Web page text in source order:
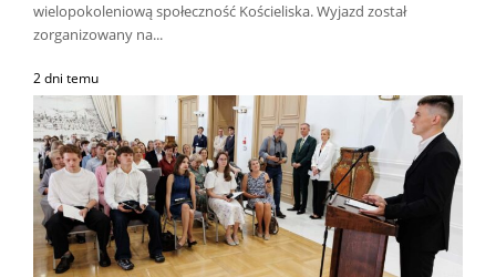
wielopokoleniową społeczność Kościeliska. Wyjazd został
zorganizowany na...
2 dni temu